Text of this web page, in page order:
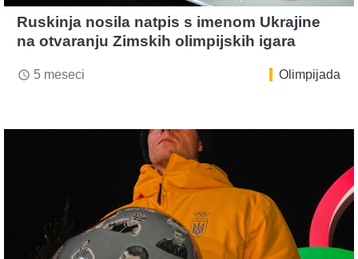
Ruskinja nosila natpis s imenom Ukrajine
na otvaranju Zimskih olimpijskih igara
access_time 5 meseci Olimpijada